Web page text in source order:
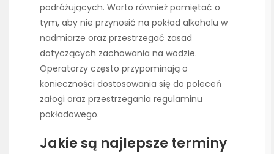
podróżujących. Warto również pamiętać o
tym, aby nie przynosić na pokład alkoholu w
nadmiarze oraz przestrzegać zasad
dotyczących zachowania na wodzie.
Operatorzy często przypominają o
konieczności dostosowania się do poleceń
załogi oraz przestrzegania regulaminu
pokładowego.
Jakie są najlepsze terminy